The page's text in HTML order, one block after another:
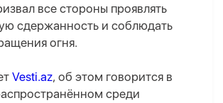
все стороны проявлять
сдержанность и соблюдать
огня.
Vesti.az, об этом говорится в
среди